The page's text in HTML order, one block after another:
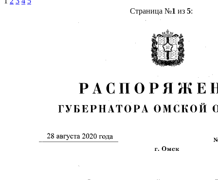
Страница №1 из 5: